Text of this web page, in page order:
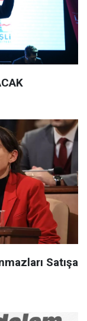
Satışa